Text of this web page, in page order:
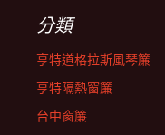
分類
亨特道格拉斯風琴簾
亨特隔熱窗簾
台中窗簾